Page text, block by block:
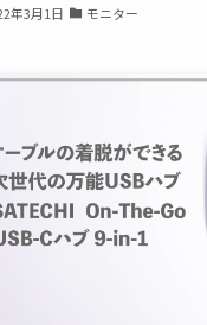
年3月1日 モニター